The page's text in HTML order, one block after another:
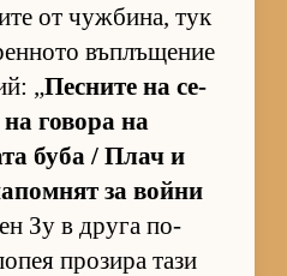
от чуж­би­на, тук
въп­лъ­ще­ние
„Пес­ните на се­
го­вора на
буба / Плач и
за войни
Зу в друга по­
про­зира тази